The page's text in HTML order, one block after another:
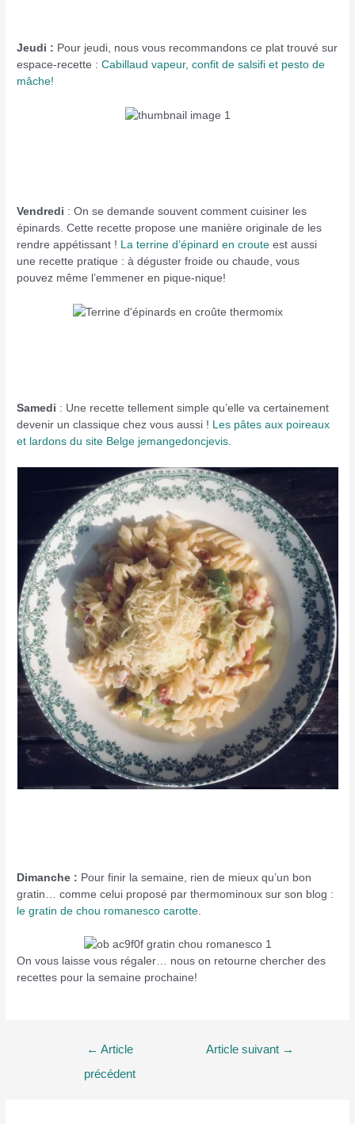
Jeudi : Pour jeudi, nous vous recommandons ce plat trouvé sur
espace-recette :Cabillaud vapeur, confit de salsifi et pesto de
mâche!
Vendredi : On se demande souvent comment cuisiner les
épinards. Cette recette propose une manière originale de les
rendre appétissant ! La terrine d’épinard en croute est aussi
une recette pratique : à déguster froide ou chaude, vous
pouvez même l’emmener en pique-nique!
Samedi : Une recette tellement simple qu’elle va certainement
devenir un classique chez vous aussi ! Les pâtes aux poireaux
et lardons du site Belge jemangedoncjevis
Dimanche : Pour finir la semaine, rien de mieux qu’un bon
gratin… comme celui proposé par thermominoux sur son blog :
le gratin de chou romanesco carotte
On vous laisse vous régaler… nous on retourne chercher des
recettes pour la semaine prochaine!
← Article
précédent
Article suivant →